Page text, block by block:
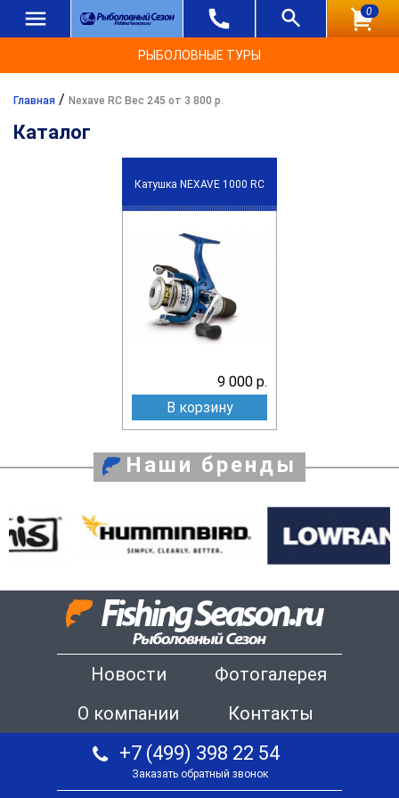
0
РЫБОЛОВНЫЕ ТУРЫ
Главная / Nexave RC Вес 245 от 3 800 р.
Каталог
Катушка NEXAVE 1000 RC
9 000 р.
В корзину
Наши бренды
Новости
Фотогалерея
О компании
Контакты
+7 (499) 398 22 54
Заказать обратный звонок